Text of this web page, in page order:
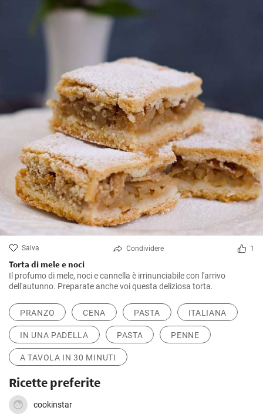
Salva Condividere 1
Torta di mele e noci
Il profumo di mele, noci e cannella è irrinunciabile con l'arrivo
dell'autunno. Preparate anche voi questa deliziosa torta.
PRANZO CENA PASTA ITALIANA
IN UNA PADELLA PASTA PENNE
A TAVOLA IN 30 MINUTI
Ricette preferite
cookinstar